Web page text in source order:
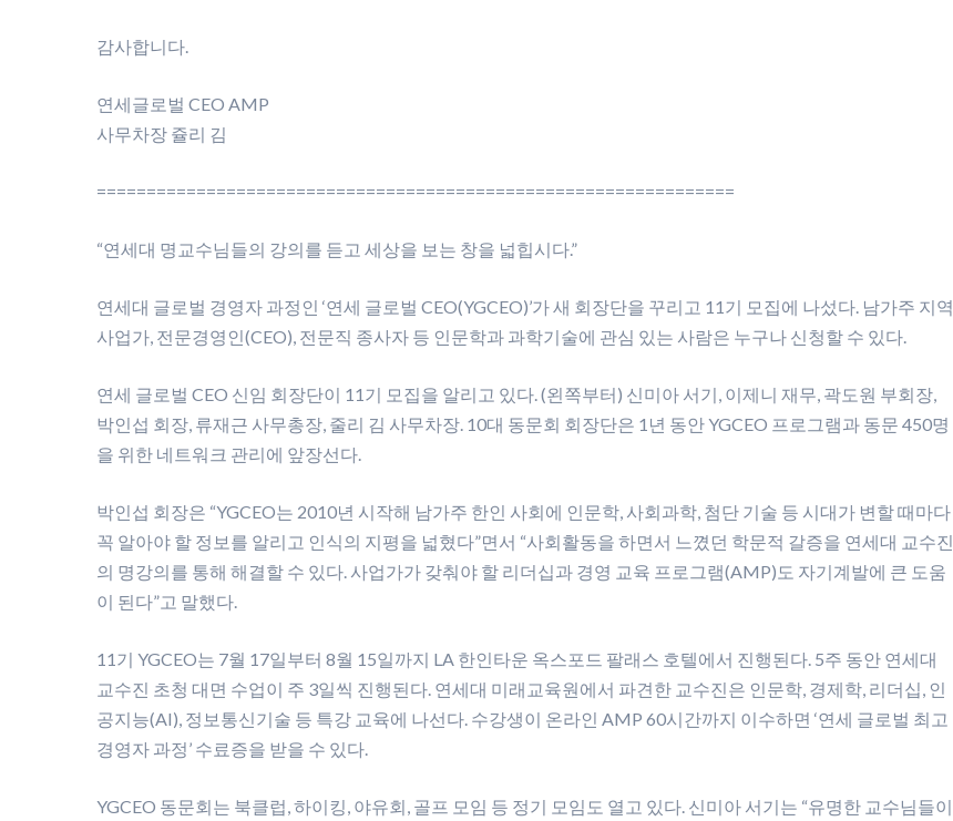
감사합니다.
연세글로벌 CEO AMP
사무차장 쥴리 김
================================================================
“연세대 명교수님들의 강의를 듣고 세상을 보는 창을 넓힙시다.”
연세대 글로벌 경영자 과정인 ‘연세 글로벌 CEO(YGCEO)’가 새 회장단을 꾸리고 11기 모집에 나섰다. 남가주 지역
사업가, 전문경영인(CEO), 전문직 종사자 등 인문학과 과학기술에 관심 있는 사람은 누구나 신청할 수 있다.
연세 글로벌 CEO 신임 회장단이 11기 모집을 알리고 있다. (왼쪽부터) 신미아 서기, 이제니 재무, 곽도원 부회장,
박인섭 회장, 류재근 사무총장, 줄리 김 사무차장. 10대 동문회 회장단은 1년 동안 YGCEO 프로그램과 동문 450명
을 위한 네트워크 관리에 앞장선다.
박인섭 회장은 “YGCEO는 2010년 시작해 남가주 한인 사회에 인문학, 사회과학, 첨단 기술 등 시대가 변할 때마다
꼭 알아야 할 정보를 알리고 인식의 지평을 넓혔다”면서 “사회활동을 하면서 느꼈던 학문적 갈증을 연세대 교수진
의 명강의를 통해 해결할 수 있다. 사업가가 갖춰야 할 리더십과 경영 교육 프로그램(AMP)도 자기계발에 큰 도움
이 된다”고 말했다.
11기 YGCEO는 7월 17일부터 8월 15일까지 LA 한인타운 옥스포드 팔래스 호텔에서 진행된다. 5주 동안 연세대
교수진 초청 대면 수업이 주 3일씩 진행된다. 연세대 미래교육원에서 파견한 교수진은 인문학, 경제학, 리더십, 인
공지능(AI), 정보통신기술 등 특강 교육에 나선다. 수강생이 온라인 AMP 60시간까지 이수하면 ‘연세 글로벌 최고
경영자 과정’ 수료증을 받을 수 있다.
YGCEO 동문회는 북클럽, 하이킹, 야유회, 골프 모임 등 정기 모임도 열고 있다. 신미아 서기는 “유명한 교수님들이